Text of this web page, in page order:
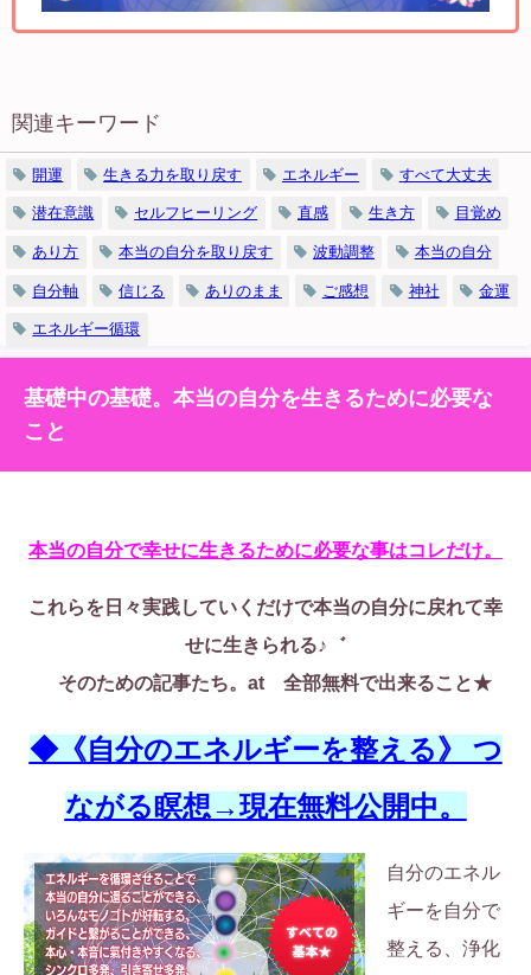
関連キーワード
開運 生きる力を取り戻す エネルギー すべて大丈夫
潜在意識 セルフヒーリング 直感 生き方 目覚め
あり方 本当の自分を取り戻す 波動調整 本当の自分
自分軸 信じる ありのまま ご感想 神社 金運
エネルギー循環
基礎中の基礎。本当の自分を生きるために必要な
こと
本当の自分で幸せに生きるために必要な事はコレだけ。
これらを日々実践していくだけで本当の自分に戻れて幸
せに生きられる♪゛
そのための記事たち。at 全部無料で出来ること★
◆《自分のエネルギーを整える》 つ
ながる瞑想→現在無料公開中。
自分のエネル
ギーを自分で
整える、浄化